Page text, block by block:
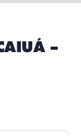
–